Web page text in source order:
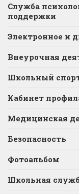
Служба
поддержки
Электронное и
Внеурочная
Школьный
Кабинет
Медицинская
Безопасность
Фотоальбом
Школьная